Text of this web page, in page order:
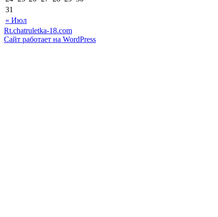
« Июл
31
Rt.chatruletka-18.com
Сайт работает на WordPress